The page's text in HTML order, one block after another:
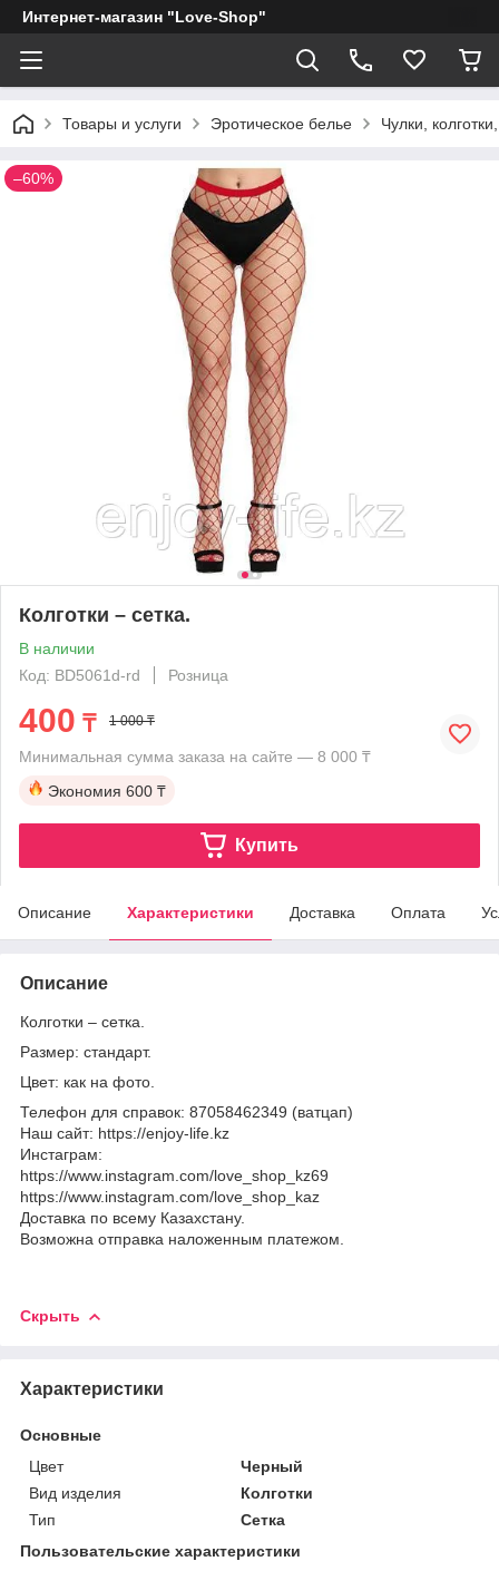
Интернет-магазин "Love-Shop"
Товары и услуги Эротическое белье Чулки,
–60%
Колготки – сетка.
В наличии
Код: BD5061d-rd
Розница
400 ₸ 1 000 ₸
Минимальная сумма заказа на сайте — 8 000 ₸
Экономия 600 ₸
Купить
Описание Характеристики Доставка Оплата
Описание
Колготки – сетка.
Размер: стандарт.
Цвет: как на фото.
Телефон для справок: 87058462349 (ватцап)
Наш сайт: https://enjoy-life.kz
Инстаграм:
https://www.instagram.com/love_shop_kz69
https://www.instagram.com/love_shop_kaz
Доставка по всему Казахстану.
Возможна отправка наложенным платежом.
Скрыть
Характеристики
Основные
Цвет
Черный
Вид изделия
Колготки
Тип
Сетка
Пользовательские характеристики